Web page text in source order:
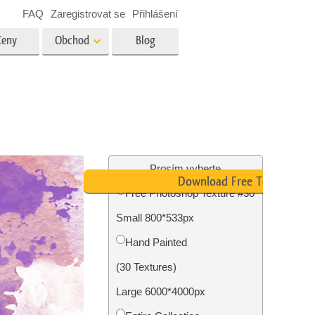
nemovitostí
Foto Obnovení Služby
Obchod Blog
FAQ Zaregistrovat se Přihlášení
Prosím vyberte
Free Photoshop Texture #30
Small 800*533px
Hand Painted
(30 Textures)
Large 6000*4000px
Download Free Texture